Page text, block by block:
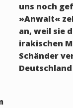
uns noch
»Anwalt«
an, weil sie
irakischen
Schänder